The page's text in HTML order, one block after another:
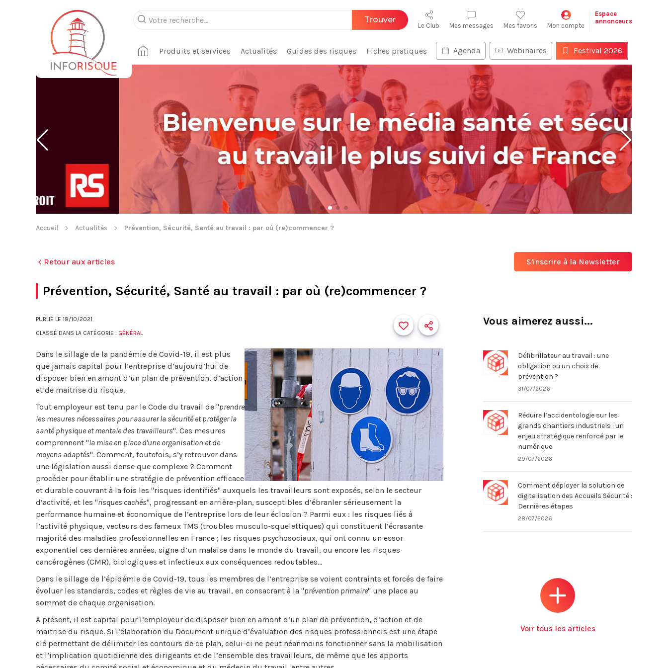
Trouver
Le Club Mes messages Mes favoris Mon compte
Espace
annonceurs
Produits et services Actualités Guides des risques Fiches pratiques Agenda Webinaires Festival 2026
Accueil Actualités Prévention, Sécurité, Santé au travail : par où (re)commencer ?
Retour aux articles S'inscrire à la Newsletter
Prévention, Sécurité, Santé au travail : par où (re)commencer ?
PUBLIÉ LE 18/10/2021
CLASSÉ DANS LA CATÉGORIE : GÉNÉRAL
Dans le sillage de la pandémie de Covid-19, il est plus
que jamais capital pour l’entreprise d’aujourd’hui de
disposer bien en amont d’un plan de prévention, d’action
et de maitrise du risque.
Tout employeur est tenu par le Code du travail de "prendre
les mesures nécessaires pour assurer la sécurité et protéger la
santé physique et mentale des travailleurs". Ces mesures
comprennent "la mise en place d'une organisation et de
moyens adaptés". Comment, toutefois, s’y retrouver dans
une législation aussi dense que complexe ? Comment
procéder pour établir une stratégie de prévention efficace
et durable couvrant à la fois les "risques identifiés" auxquels les travailleurs sont exposés, selon le secteur
d’activité, et les "risques cachés", progressant en arrière-plan, susceptibles d’ébranler sérieusement la
performance humaine et économique de l’entreprise lors de leur éclosion ? Parmi eux : les risques liés à
l’activité physique, vecteurs des fameux TMS (troubles musculo-squelettiques) qui constituent l’écrasante
majorité des maladies professionnelles en France ; les risques psychosociaux, qui ont connu un essor
exponentiel ces dernières années, signe d’un malaise dans le monde du travail, ou encore les risques
cancérogènes (CMR), biologiques et infectieux aux conséquences redoutables…
Dans le sillage de l’épidémie de Covid-19, tous les membres de l’entreprise se voient contraints et forcés de faire
évoluer les standards, codes et règles de vie au travail, en consacrant à la "prévention primaire" une place au
sommet de chaque organisation.
A présent, il est capital pour l’employeur de disposer bien en amont d’un plan de prévention, d’action et de
maitrise du risque. Si l’élaboration du Document unique d’évaluation des risques professionnels est une étape
clé permettant de délimiter les contours de ce plan, celui-ci ne peut néanmoins fonctionner sans la mobilisation
et l’implication quotidienne des dirigeants et de l’ensemble des travailleurs, de même que les apports
Vous aimerez aussi...
Défibrillateur au travail : une
obligation ou un choix de
prévention ?
31/07/2026
Réduire l’accidentologie sur les
grands chantiers industriels : un
enjeu stratégique renforcé par le
numérique
29/07/2026
Comment déployer la solution de
digitalisation des Accueils Sécurité :
Dernières étapes
28/07/2026
Voir tous les articles